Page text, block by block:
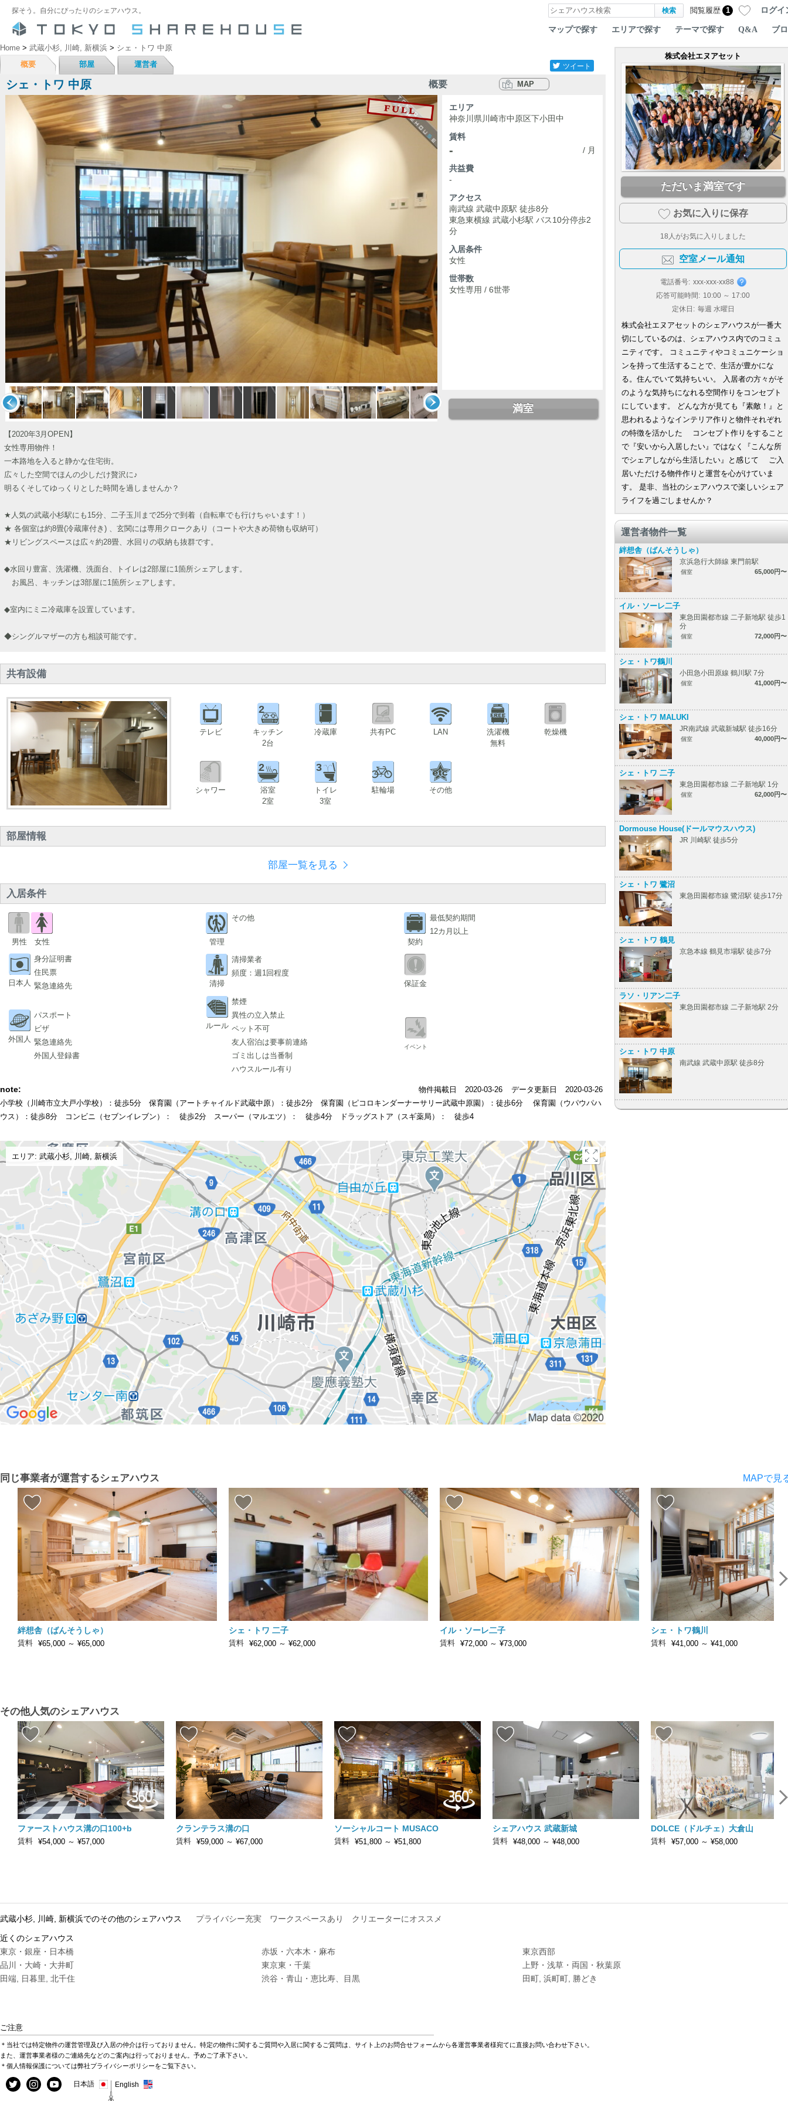
探そう。自分にぴったりのシェアハウス。 閲覧履歴 1 ログイ
マップで探す エリアで探す テーマで探す Q&A ブ
Home > 武蔵小杉, 川崎, 新横浜 > シェ・トワ 中原
概要
部屋 運営者 ツイート
シェ・トワ 中原 概要 MAP
エリア
神奈川県川崎市中原区下小田中
賃料
-
/ 月
共益費
-
アクセス
南武線 武蔵中原駅 徒歩8分
東急東横線 武蔵小杉駅 バス10分停歩2
分
入居条件
女性
世帯数
女性専用 / 6世帯
満室
【2020年3月OPEN】
女性専用物件！
一本路地を入ると静かな住宅街。
広々した空間でほんの少しだけ贅沢に♪
明るくそしてゆっくりとした時間を過しませんか？
★人気の武蔵小杉駅にも15分、二子玉川まで25分で到着（自転車でも行けちゃいます！）
★ 各個室は約8畳(冷蔵庫付き) 、玄関には専用クロークあり（コートや大きめ荷物も収納可）
★リビングスペースは広々約28畳、水回りの収納も抜群です。
◆水回り豊富、洗濯機、洗面台、トイレは2部屋に1箇所シェアします。
お風呂、キッチンは3部屋に1箇所シェアします。
◆室内にミニ冷蔵庫を設置しています。
◆シングルマザーの方も相談可能です。
共有設備
テレビ
2
キッチン
2台
冷蔵庫 共有PC LAN
洗濯機
無料
乾燥機
シャワー
2
浴室
2室
3
トイレ
3室
駐輪場 その他
部屋情報
部屋一覧を見る
入居条件
男性 女性 管理
その他
契約
最低契約期間
12カ月以上
日本人
身分証明書
住民票
緊急連絡先
清掃
清掃業者
頻度：週1回程度
保証金
外国人
パスポート
ビザ
緊急連絡先
外国人登録書
ルール
禁煙
異性の立入禁止
ペット不可
友人宿泊は要事前連絡
ゴミ出しは当番制
ハウスルール有り
イベント
note: データ更新日 2020-03-26
物件掲載日
2020-03-26
小学校（川崎市立大戸小学校）：徒歩5分 保育園（アートチャイルド武蔵中原）：徒歩2分 保育園（ピコロキンダーナーサリー武蔵中原園）：徒歩6分 保育園（ウパウパハ
ウス）：徒歩8分 コンビニ（セブンイレブン）： 徒歩2分 スーパー（マルエツ）： 徒歩4分 ドラッグストア（スギ薬局）： 徒歩4
エリア: 武蔵小杉, 川崎, 新横浜
株式会社エヌアセット
ただいま満室です
お気に入りに保存
18 人がお気に入りしました
空室メール通知
電話番号: xxx-xxx-xx88
応答可能時間: 10:00 ～ 17:00
定休日: 毎週 水曜日
株式会社エヌアセットのシェアハウスが一番大
切にしているのは、シェアハウス内でのコミュ
ニティです。 コミュニティやコミュニケーショ
ンを持って生活することで、生活が豊かにな
る。住んでいて気持ちいい。 入居者の方々がそ
のような気持ちになれる空間作りをコンセプト
にしています。 どんな方が見ても『素敵！』と
思われるようなインテリア作りと物件それぞれ
の特徴を活かした コンセプト作りをすること
で『安いから入居したい』ではなく『こんな所
でシェアしながら生活したい』と感じて ご入
居いただける物件作りと運営を心がけていま
す。 是非、当社のシェアハウスで楽しいシェア
ライフを過ごしませんか？
運営者物件一覧
絆想舎（ばんそうしゃ）
京浜急行大師線 東門前駅
個室 65,000円〜
イル・ソーレ二子
東急田園都市線 二子新地駅 徒歩1
分
個室 72,000円〜
シェ・トワ鶴川
小田急小田原線 鶴川駅 7分
個室 41,000円〜
シェ・トワ MALUKI
JR南武線 武蔵新城駅 徒歩16分
個室 40,000円〜
シェ・トワ 二子
東急田園都市線 二子新地駅 1分
個室 62,000円〜
Dormouse House(ドールマウスハウス)
JR 川崎駅 徒歩5分
シェ・トワ 鷺沼
東急田園都市線 鷺沼駅 徒歩17分
シェ・トワ 鶴見
京急本線 鶴見市場駅 徒歩7分
ラソ・リアン二子
東急田園都市線 二子新地駅 2分
シェ・トワ 中原
南武線 武蔵中原駅 徒歩8分
同じ事業者が運営するシェアハウス MAPで見
絆想舎（ばんそうしゃ）
賃料 ¥65,000 ～ ¥65,000
シェ・トワ 二子
賃料 ¥62,000 ～ ¥62,000
イル・ソーレ二子
賃料 ¥72,000 ～ ¥73,000
シェ・トワ鶴川
賃料 ¥41,000 ～ ¥41,000
その他人気のシェアハウス
ファーストハウス溝の口100+b
賃料 ¥54,000 ～ ¥57,000
クランテラス溝の口
賃料 ¥59,000 ～ ¥67,000
ソーシャルコート MUSACO
賃料 ¥51,800 ～ ¥51,800
シェアハウス 武蔵新城
賃料 ¥48,000 ～ ¥48,000
DOLCE（ドルチェ）大倉山
賃料 ¥57,000 ～ ¥58,000
武蔵小杉, 川崎, 新横浜でのその他のシェアハウス プライバシー充実 ワークスペースあり クリエーターにオススメ
近くのシェアハウス
東京・銀座・日本橋
赤坂・六本木・麻布
東京西部
品川・大崎・大井町
東京東・千葉
上野・浅草・両国・秋葉原
田端, 日暮里, 北千住
渋谷・青山・恵比寿、目黒 田町, 浜町町, 勝どき
ご注意
＊当社では特定物件の運営管理及び入居の仲介は行っておりません。特定の物件に関するご質問や入居に関するご質問は、サイト上のお問合せフォームから各運営事業者様宛てに直接お問い合わせ下さい。
また、運営事業者様のご連絡先などのご案内は行っておりません。予めご了承下さい。
＊個人情報保護については弊社プライバシーポリシーをご覧下さい。
日本語 English